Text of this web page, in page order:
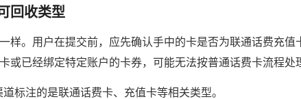
回收类型
样。用户在提交前，应先确认手中的卡是否为联通话费充值
或已经绑定特定账户的卡券，可能无法按普通话费卡流程处
标注的是联通话费卡、充值卡等相关类型。